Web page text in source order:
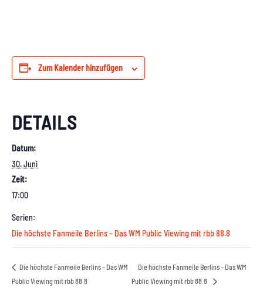
Zum Kalender hinzufügen
DETAILS
Datum:
30. Juni
Zeit:
17:00
Serien:
Die höchste Fanmeile Berlins – Das WM Public Viewing mit rbb 88.8
Die höchste Fanmeile Berlins – Das WM
Public Viewing mit rbb 88.8
Die höchste Fanmeile Berlins – Das WM
Public Viewing mit rbb 88.8